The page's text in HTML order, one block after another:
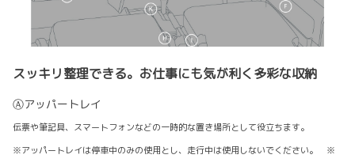
スッキリ整理できる。お仕事にも気が利く多彩な収納
Ⓐアッパートレイ
伝票や筆記具、スマートフォンなどの一時的な置き場所として役立ちます。
※アッパートレイは停車中のみの使用とし、走行中は使用しないでください。 ※